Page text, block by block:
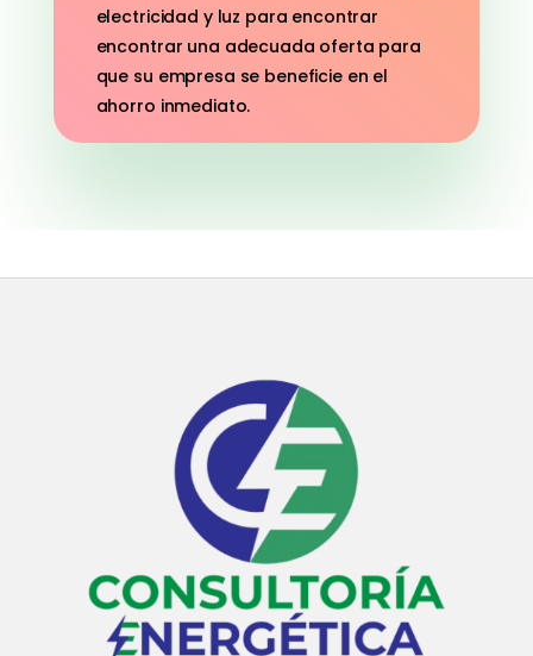
electricidad y luz para encontrar
encontrar una adecuada oferta para
que su empresa se beneficie en el
ahorro inmediato.